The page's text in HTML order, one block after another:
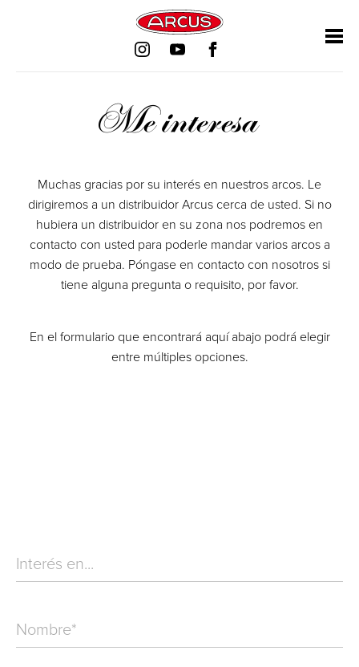
Me interesa
Muchas gracias por su interés en nuestros arcos. Le
dirigiremos a un distribuidor Arcus cerca de usted. Si no
hubiera un distribuidor en su zona nos podremos en
contacto con usted para poderle mandar varios arcos a
modo de prueba. Póngase en contacto con nosotros si
tiene alguna pregunta o requisito, por favor.
En el formulario que encontrará aquí abajo podrá elegir
entre múltiples opciones.
Interés en...
Nombre*